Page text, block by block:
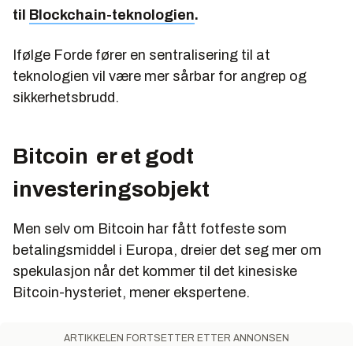
til Blockchain-teknologien.
Ifølge Forde fører en sentralisering til at
teknologien vil være mer sårbar for angrep og
sikkerhetsbrudd.
Bitcoin er et godt
investeringsobjekt
Men selv om Bitcoin har fått fotfeste som
betalingsmiddel i Europa, dreier det seg mer om
spekulasjon når det kommer til det kinesiske
Bitcoin-hysteriet, mener ekspertene.
ARTIKKELEN FORTSETTER ETTER ANNONSEN